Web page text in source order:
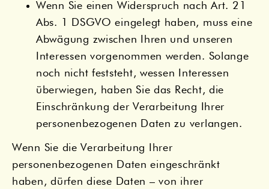
Wenn Sie einen Widerspruch nach Art. 21
Abs. 1 DSGVO eingelegt haben, muss eine
Abwägung zwischen Ihren und unseren
Interessen vorgenommen werden. Solange
noch nicht feststeht, wessen Interessen
überwiegen, haben Sie das Recht, die
Einschränkung der Verarbeitung Ihrer
personenbezogenen Daten zu verlangen.
Wenn Sie die Verarbeitung Ihrer
personenbezogenen Daten eingeschränkt
haben, dürfen diese Daten – von ihrer